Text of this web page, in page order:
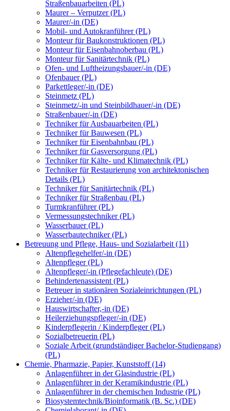
Straßenbauarbeiten (PL)
Maurer – Verputzer (PL)
Maurer/-in (DE)
Mobil- und Autokranführer (PL)
Monteur für Baukonstruktionen (PL)
Monteur für Eisenbahnoberbau (PL)
Monteur für Sanitärtechnik (PL)
Ofen- und Luftheizungsbauer/-in (DE)
Ofenbauer (PL)
Parkettleger/-in (DE)
Steinmetz (PL)
Steinmetz/-in und Steinbildhauer/-in (DE)
Straßenbauer/-in (DE)
Techniker für Ausbauarbeiten (PL)
Techniker für Bauwesen (PL)
Techniker für Eisenbahnbau (PL)
Techniker für Gasversorgung (PL)
Techniker für Kälte- und Klimatechnik (PL)
Techniker für Restaurierung von architektonischen
Details (PL)
Techniker für Sanitärtechnik (PL)
Techniker für Straßenbau (PL)
Turmkranführer (PL)
Vermessungstechniker (PL)
Wasserbauer (PL)
Wasserbautechniker (PL)
Betreuung und Pflege, Haus- und Sozialarbeit (11)
Altenpflegehelfer/-in (DE)
Altenpfleger (PL)
Altenpfleger/-in (Pflegefachleute) (DE)
Behindertenassistent (PL)
Betreuer in stationären Sozialeinrichtungen (PL)
Erzieher/-in (DE)
Hauswirtschafter,-in (DE)
Heilerziehungspfleger/-in (DE)
Kinderpflegerin / Kinderpfleger (PL)
Sozialbetreuerin (PL)
Soziale Arbeit (grundständiger Bachelor-Studiengang)
(PL)
Chemie, Pharmazie, Papier, Kunststoff (14)
Anlagenführer in der Glasindustrie (PL)
Anlagenführer in der Keramikindustrie (PL)
Anlagenführer in der chemischen Industrie (PL)
Biosystemtechnik/Bioinformatik (B. Sc.) (DE)